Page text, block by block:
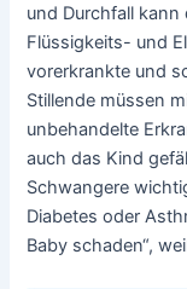
und Durchfall
Flüssigkeits- und
vorerkrankte und
Stillende müssen
unbehandelte
auch das Kind
Schwangere
Diabetes oder
Baby schaden“,